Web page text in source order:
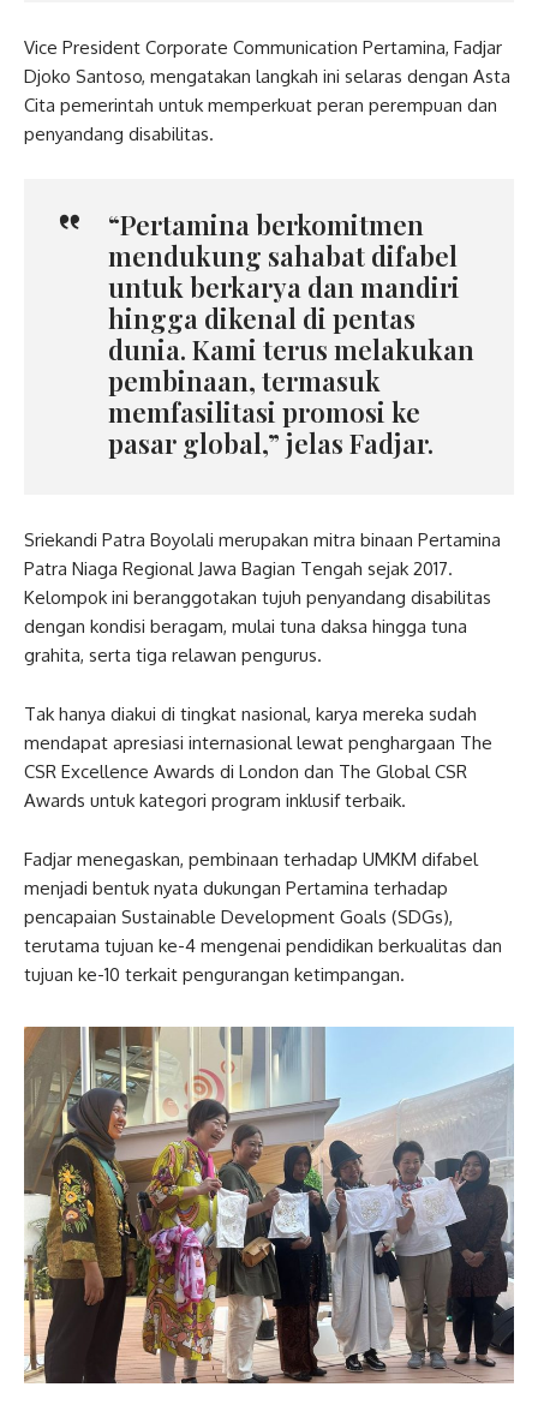
Vice President Corporate Communication Pertamina, Fadjar
Djoko Santoso, mengatakan langkah ini selaras dengan Asta
Cita pemerintah untuk memperkuat peran perempuan dan
penyandang disabilitas.
“Pertamina berkomitmen
mendukung sahabat difabel
untuk berkarya dan mandiri
hingga dikenal di pentas
dunia. Kami terus melakukan
pembinaan, termasuk
memfasilitasi promosi ke
pasar global,” jelas Fadjar.
Sriekandi Patra Boyolali merupakan mitra binaan Pertamina
Patra Niaga Regional Jawa Bagian Tengah sejak 2017.
Kelompok ini beranggotakan tujuh penyandang disabilitas
dengan kondisi beragam, mulai tuna daksa hingga tuna
grahita, serta tiga relawan pengurus.
Tak hanya diakui di tingkat nasional, karya mereka sudah
mendapat apresiasi internasional lewat penghargaan The
CSR Excellence Awards di London dan The Global CSR
Awards untuk kategori program inklusif terbaik.
Fadjar menegaskan, pembinaan terhadap UMKM difabel
menjadi bentuk nyata dukungan Pertamina terhadap
pencapaian Sustainable Development Goals (SDGs),
terutama tujuan ke-4 mengenai pendidikan berkualitas dan
tujuan ke-10 terkait pengurangan ketimpangan.